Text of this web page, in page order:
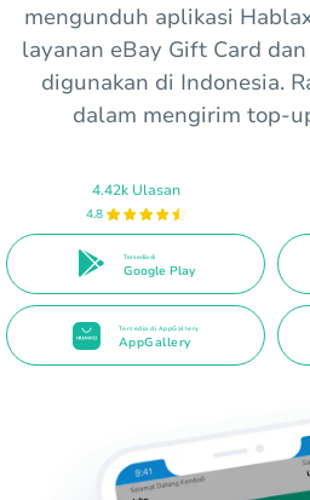
mengunduh aplikasi
layanan eBay Gift Card
digunakan di Indonesia.
dalam mengirim top-
4.42k Ulasan
4.8
Tersedia di
Google Play
Tersedia di AppGallery
AppGallery